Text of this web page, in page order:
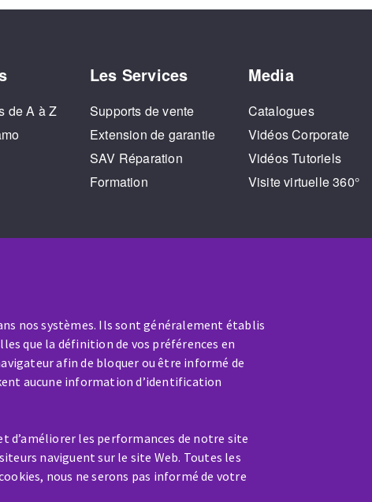
nos systèmes. Ils sont généralement établis
que la définition de vos préférences en
afin de bloquer ou être informé de
aucune information d’identification
d’améliorer les performances de notre site
naviguent sur le site Web. Toutes les
nous ne serons pas informé de votre
de A à Z
Les Services
Supports de vente
Extension de garantie
SAV Réparation
Formation
Media
Catalogues
Vidéos Corporate
Vidéos Tutoriels
Visite virtuelle 360°
?